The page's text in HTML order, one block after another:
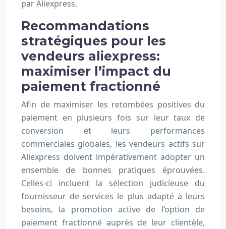
par Aliexpress.
Recommandations
stratégiques pour les
vendeurs aliexpress:
maximiser l’impact du
paiement fractionné
Afin de maximiser les retombées positives du
paiement en plusieurs fois sur leur taux de
conversion et leurs performances
commerciales globales, les vendeurs actifs sur
Aliexpress doivent impérativement adopter un
ensemble de bonnes pratiques éprouvées.
Celles-ci incluent la sélection judicieuse du
fournisseur de services le plus adapté à leurs
besoins, la promotion active de l’option de
paiement fractionné auprès de leur clientèle,